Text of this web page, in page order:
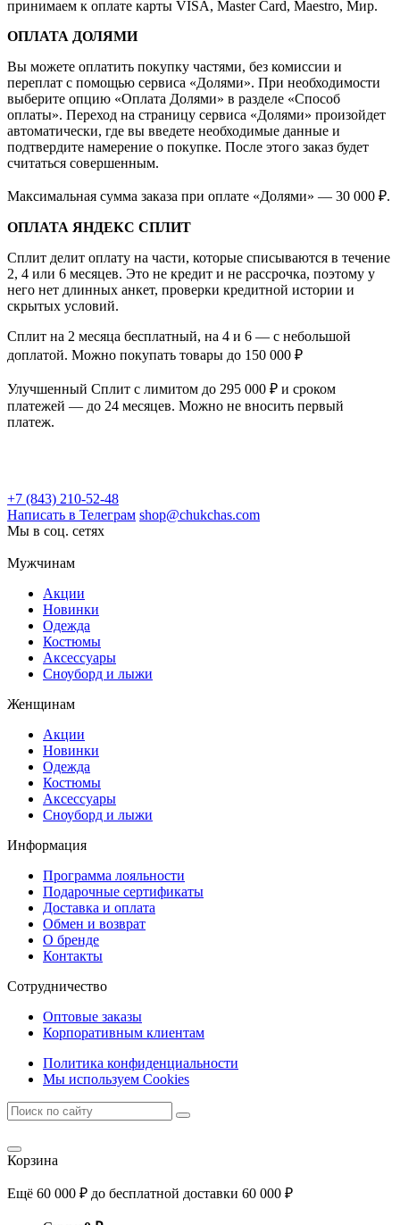
принимаем к оплате карты VISA, Master Card, Maestro, Мир.
ОПЛАТА ДОЛЯМИ
Вы можете оплатить покупку частями, без комиссии и
переплат с помощью сервиса «Долями». При необходимости
выберите опцию «Оплата Долями» в разделе «Способ
оплаты». Переход на страницу сервиса «Долями» произойдет
автоматически, где вы введете необходимые данные и
подтвердите намерение о покупке. После этого заказ будет
считаться совершенным.
Максимальная сумма заказа при оплате «Долями» — 30 000 ₽.
ОПЛАТА ЯНДЕКС СПЛИТ
Сплит делит оплату на части, которые списываются в течение
2, 4 или 6 месяцев. Это не кредит и не рассрочка, поэтому у
него нет длинных анкет, проверки кредитной истории и
скрытых условий.
Сплит на 2 месяца бесплатный, на 4 и 6 — с небольшой
доплатой. Можно покупать товары до 150 000 ₽
Улучшенный Сплит с лимитом до 295 000 ₽ и сроком
платежей — до 24 месяцев. Можно не вносить первый
платеж.
+7 (843) 210-52-48
Написать в Телеграм shop@chukchas.com
Мы в соц. сетях
Мужчинам
Акции
Новинки
Одежда
Костюмы
Аксессуары
Сноуборд и лыжи
Женщинам
Акции
Новинки
Одежда
Костюмы
Аксессуары
Сноуборд и лыжи
Информация
Программа лояльности
Подарочные сертификаты
Доставка и оплата
Обмен и возврат
О бренде
Контакты
Сотрудничество
Оптовые заказы
Корпоративным клиентам
Политика конфиденциальности
Мы используем Cookies
Корзина
Ещё 60 000 ₽ до бесплатной доставки 60 000 ₽